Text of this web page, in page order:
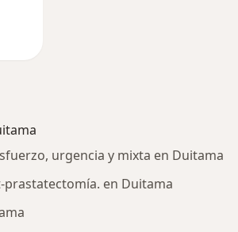
urgencia y mixta en Duitama
en Duitama